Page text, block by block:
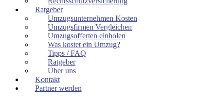
Ratgeber
Umzugsunternehmen Kosten
Umzugsfirmen Vergleichen
Umzugsofferten einholen
Was kostet ein Umzug?
Tipps / FAQ
Ratgeber
Über uns
Kontakt
Partner werden